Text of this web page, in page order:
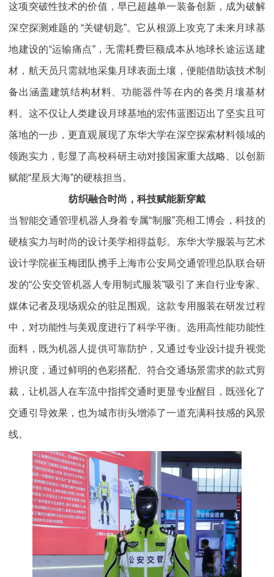
这项突破性技术的价值，早已超越单一装备创新，成为破解
深空探测难题的 “关键钥匙”。它从根源上攻克了未来月球基
地建设的“运输痛点”，无需耗费巨额成本从地球长途运送建
材，航天员只需就地采集月球表面土壤，便能借助该技术制
备出涵盖建筑结构材料、功能器件等在内的各类月壤基材
料。这不仅让人类建设月球基地的宏伟蓝图迈出了坚实且可
落地的一步，更直观展现了东华大学在深空探索材料领域的
领跑实力，彰显了高校科研主动对接国家重大战略、以创新
赋能“星辰大海”的硬核担当。
纺织融合时尚，科技赋能新穿戴
当智能交通管理机器人身着专属“制服”亮相工博会，科技的
硬核实力与时尚的设计美学相得益彰。东华大学服装与艺术
设计学院崔玉梅团队携手上海市公安局交通管理总队联合研
发的“公安交管机器人专用制式服装”吸引了来自行业专家、
媒体记者及现场观众的驻足围观。这款专用服装在研发过程
中，对功能性与美观度进行了科学平衡。选用高性能功能性
面料，既为机器人提供可靠防护，又通过专业设计提升视觉
辨识度，通过鲜明的色彩搭配、符合交通场景需求的款式剪
裁，让机器人在车流中指挥交通时更显专业醒目，既强化了
交通引导效果，也为城市街头增添了一道充满科技感的风景
线。